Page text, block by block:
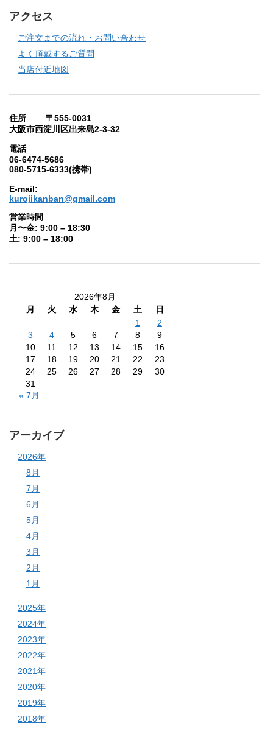
アクセス
ご注文までの流れ・お問い合わせ
よく頂戴するご質問
当店付近地図
住所 〒555-0031
大阪市西淀川区出来島2-3-32
電話
06-6474-5686
080-5715-6333(携帯)
E-mail:
kurojikanban@gmail.com
営業時間
月〜金: 9:00 – 18:30
土: 9:00 – 18:00
2026年8月
月
火 水 木 金 土
日
1
2
3
4 5 6 7 8
9
10
11 12 13 14 15
16
17
18 19 20 21 22
23
24
25 26 27 28 29
30
31
« 7月
アーカイブ
2026年
8月
7月
6月
5月
4月
3月
2月
1月
2025年
2024年
2023年
2022年
2021年
2020年
2019年
2018年